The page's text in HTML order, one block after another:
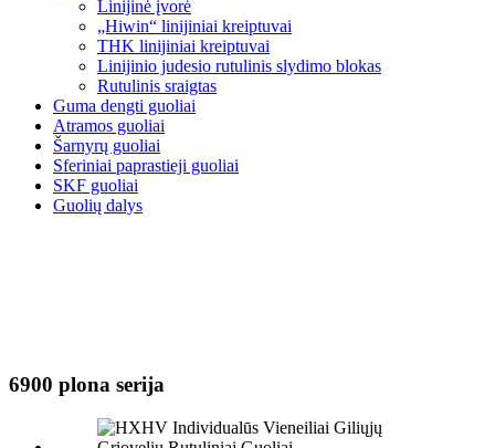
Linijinė įvorė
„Hiwin“ linijiniai kreiptuvai
THK linijiniai kreiptuvai
Linijinio judesio rutulinis slydimo blokas
Rutulinis sraigtas
Guma dengti guoliai
Atramos guoliai
Šarnyrų guoliai
Sferiniai paprastieji guoliai
SKF guoliai
Guolių dalys
6900 plona serija